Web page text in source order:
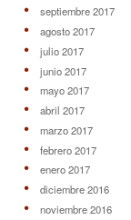
septiembre 2017
agosto 2017
julio 2017
junio 2017
mayo 2017
abril 2017
marzo 2017
febrero 2017
enero 2017
diciembre 2016
noviembre 2016